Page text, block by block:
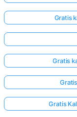
Logga
in
Gratis
Gratis
Gratis